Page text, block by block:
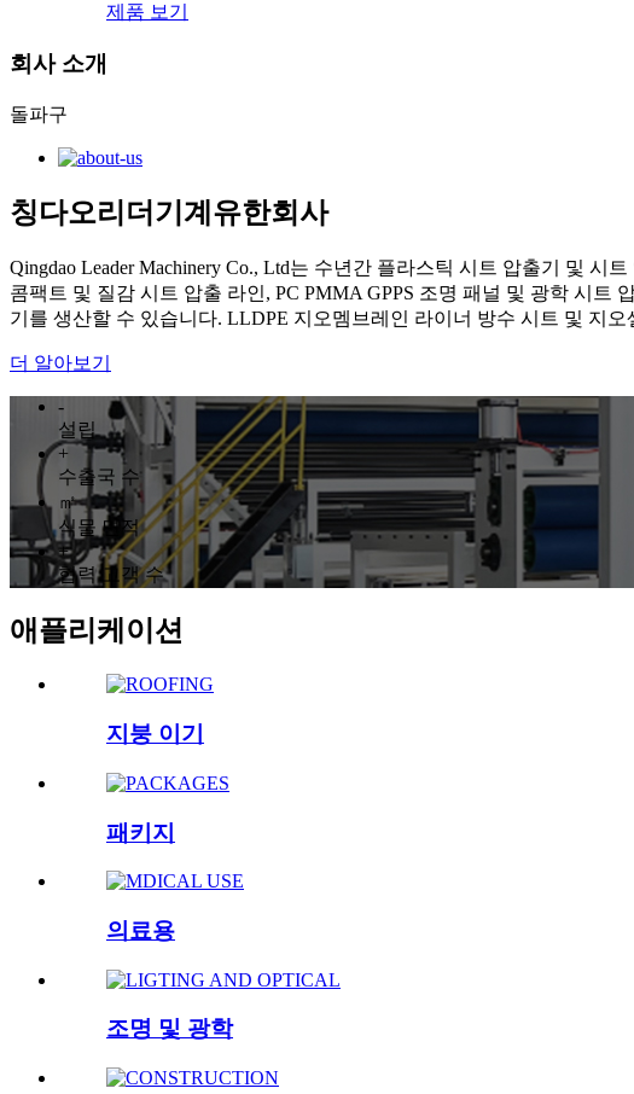
제품 보기
회사 소개
돌파구
칭다오리더기계유한회사
Qingdao Leader Machinery Co., Ltd는 수년간 플라스틱 시트 압출기 및
콤팩트 및 질감 시트 압출 라인, PC PMMA GPPS 조명 패널 및 광학 시
기를 생산할 수 있습니다. LLDPE 지오멤브레인 라이너 방수 시트 및 지
더 알아보기
-
설립
+
수출국 수
㎡
식물 면적
+
협력 고객 수
애플리케이션
지붕 이기
패키지
의료용
조명 및 광학